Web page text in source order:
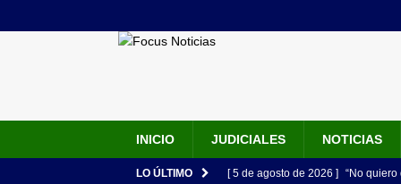
INICIO JUDICIALES NOTICIAS
LO ÚLTIMO [ 5 de agosto de 2026 ] “No